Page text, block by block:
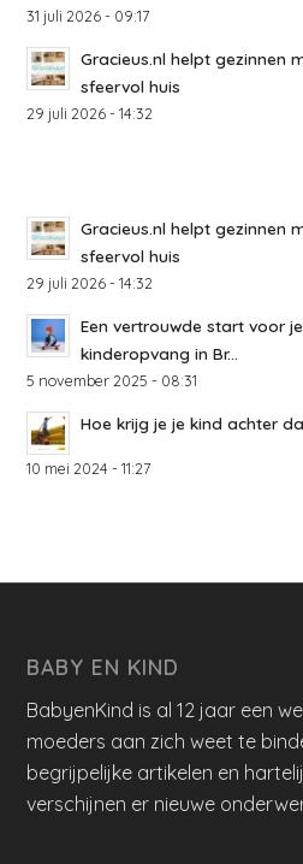
31 juli 2026 - 09:17
Gracieus.nl helpt gezinnen
sfeervol huis
29 juli 2026 - 14:32
Gracieus.nl helpt gezinnen
sfeervol huis
29 juli 2026 - 14:32
Een vertrouwde start voor
kinderopvang in Br...
5 november 2025 - 08:31
Hoe krijg je je kind achter
10 mei 2024 - 11:27
BABY EN KIND
BabyenKind is al 12 jaar een
moeders aan zich weet te
begrijpelijke artikelen en
verschijnen er nieuwe